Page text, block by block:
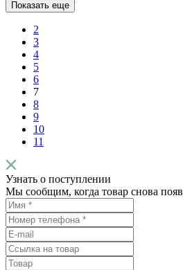
Показать еще
2
3
4
5
6
7
8
9
10
11
Узнать о поступлении
Мы сообщим, когда товар снова